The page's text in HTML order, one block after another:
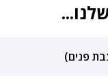
פנים)